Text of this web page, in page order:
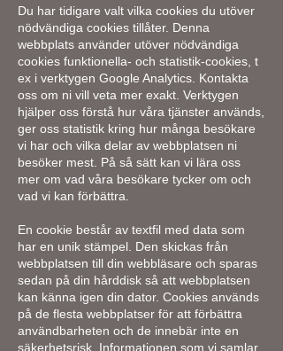
Du har tidigare valt vilka cookies du utöver
nödvändiga cookies tillåter. Denna
webbplats använder utöver nödvändiga
cookies funktionella- och statistik-cookies, t
ex i verktygen Google Analytics. Kontakta
oss om ni vill veta mer exakt. Verktygen
hjälper oss förstå hur våra tjänster används,
ger oss statistik kring hur många besökare
vi har och vilka delar av webbplatsen ni
besöker mest. På så sätt kan vi lära oss
mer om vad våra besökare tycker om och
vad vi kan förbättra.
En cookie består av textfil med data som
har en unik stämpel. Den skickas från
webbplatsen till din webbläsare och sparas
sedan på din hårddisk så att webbplatsen
kan känna igen din dator. Cookies används
på de flesta webbplatser för att förbättra
användbarheten och de innebär inte en
säkerhetsrisk. Informationen som vi samlar